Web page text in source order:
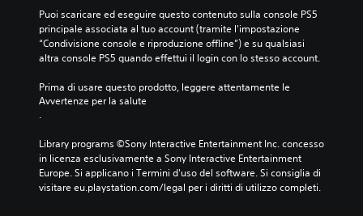
Puoi scaricare ed eseguire questo contenuto sulla console PS5
principale associata al tuo account (tramite l'impostazione
“Condivisione console e riproduzione offline”) e su qualsiasi
altra console PS5 quando effettui il login con lo stesso account.
Prima di usare questo prodotto, leggere attentamente le
Avvertenze per la salute
.
Library programs ©Sony Interactive Entertainment Inc. concesso
in licenza esclusivamente a Sony Interactive Entertainment
Europe. Si applicano i Termini d'uso del software. Si consiglia di
visitare eu.playstation.com/legal per i diritti di utilizzo completi.